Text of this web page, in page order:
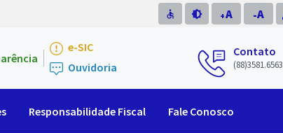
accessible brightness_medium A
+ A
-
e-SIC
Ouvidoria
Contato
(88)3581.6563
Responsabilidade Fiscal Fale Conosco